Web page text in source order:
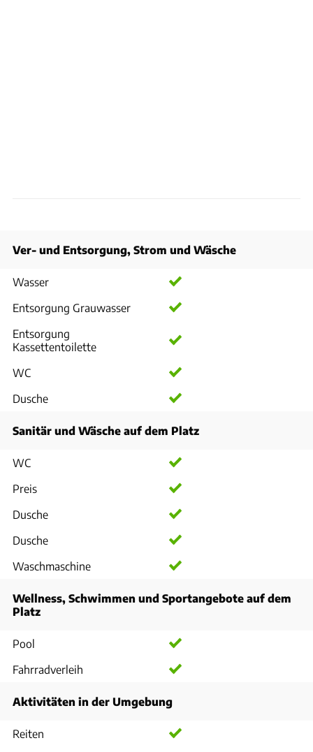
Ver- und Entsorgung, Strom und Wäsche
Wasser
Entsorgung Grauwasser
Entsorgung
Kassettentoilette
WC
Dusche
Sanitär und Wäsche auf dem Platz
WC
Preis
Dusche
Dusche
Waschmaschine
Wellness, Schwimmen und Sportangebote auf dem
Platz
Pool
Fahrradverleih
Aktivitäten in der Umgebung
Reiten